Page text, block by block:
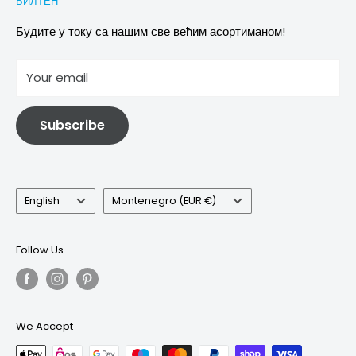
Images & references
Политика отказивања
Услови
Информације о електричној и електронској опреми
Будите у току са нашим све већим асортиманом!
Your email
Subscribe
Language
English Country/region
Montenegro (EUR €)
Follow Us
We Accept